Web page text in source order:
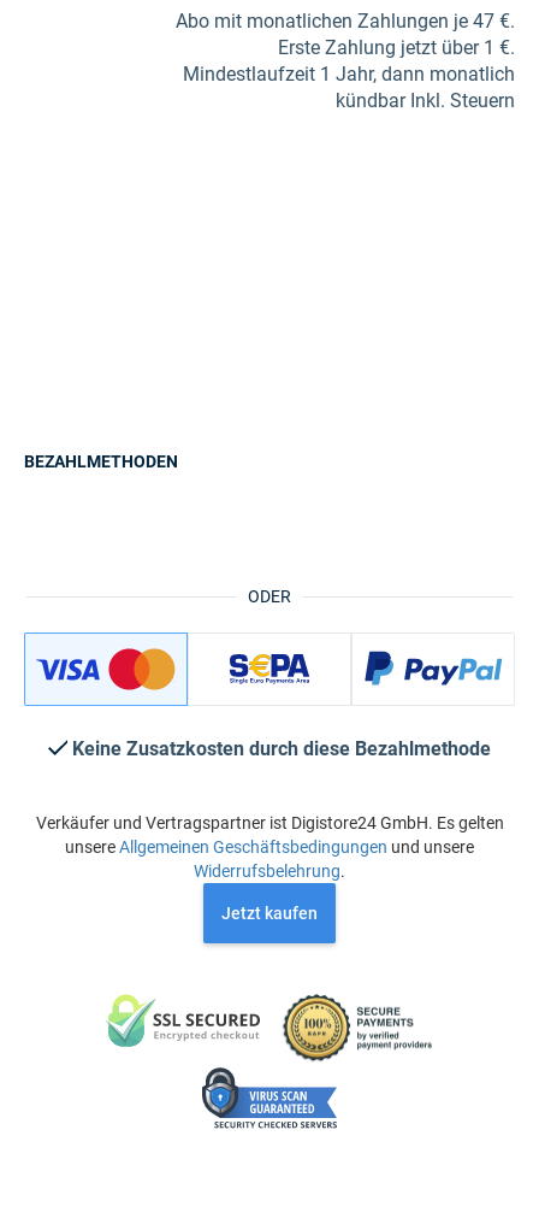
Abo mit monatlichen Zahlungen je 47 €.
Erste Zahlung jetzt über 1 €.
Mindestlaufzeit 1 Jahr, dann monatlich
kündbar Inkl. Steuern
ODER
BEZAHLMETHODEN
Keine Zusatzkosten durch diese Bezahlmethode
Verkäufer und Vertragspartner ist Digistore24 GmbH. Es gelten
unsereAllgemeinen Geschäftsbedingungen und unsere
Widerrufsbelehrung.
Jetzt kaufen